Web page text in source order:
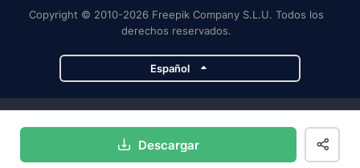
Descargar
Copyright © 2010-2026 Freepik Company S.L.U. Todos los
derechos reservados.
Español
Magnific Flaticon